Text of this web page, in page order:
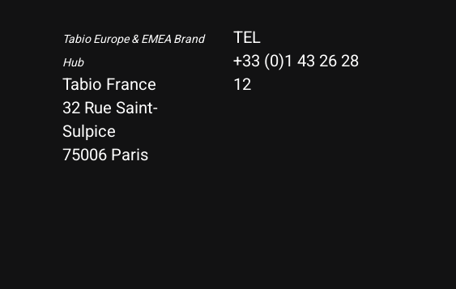
Tabio Europe & EMEA Brand
Hub
Tabio France
32 Rue Saint-
Sulpice
75006 Paris
TEL
+33 (0)1 43 26 28
12